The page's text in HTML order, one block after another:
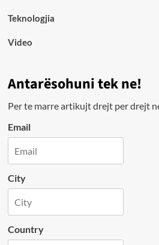
Teknologjia
Video
Antarësohuni tek ne!
Per te marre artikujt drejt per drejt
Email
City
Country